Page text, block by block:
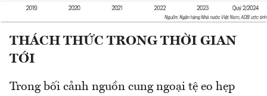
THÁCH THỨC TRONG THỜI GIAN
TỚI
Trong bối cảnh nguồn cung ngoại tệ eo hẹp